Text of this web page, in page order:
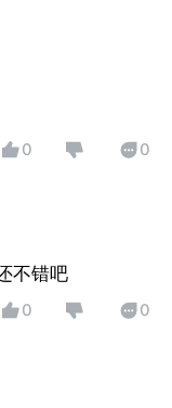
0 0
不错吧
0 0